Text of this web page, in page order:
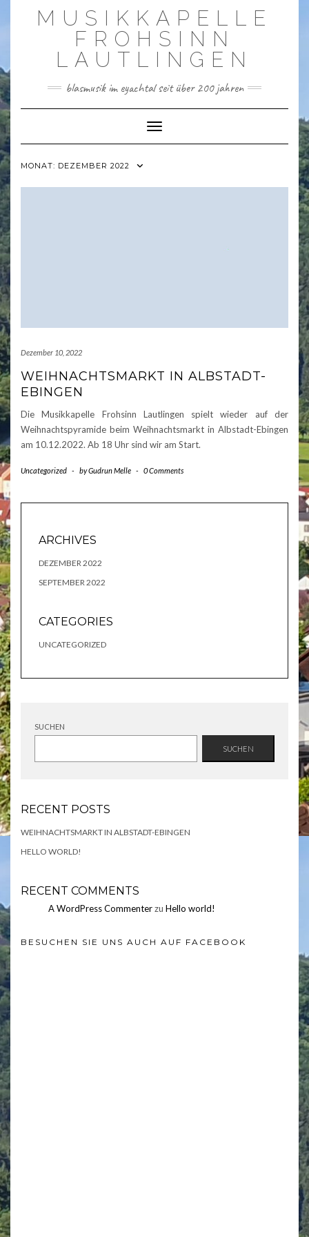
MUSIKKAPELLE
FROHSINN
LAUTLINGEN
blasmusik im eyachtal seit über 200 jahren
Toggle Navigation
MONAT: DEZEMBER 2022
Dezember 10, 2022
WEIHNACHTSMARKT IN ALBSTADT-
EBINGEN
Die Musikkapelle Frohsinn Lautlingen spielt wieder auf der
Weihnachtspyramide beim Weihnachtsmarkt in Albstadt-Ebingen
am 10.12.2022. Ab 18 Uhr sind wir am Start.
Uncategorized - byGudrun Melle - 0 Comments
ARCHIVES
DEZEMBER 2022
SEPTEMBER 2022
CATEGORIES
UNCATEGORIZED
SUCHEN
SUCHEN
RECENT POSTS
WEIHNACHTSMARKT IN ALBSTADT-EBINGEN
HELLO WORLD!
RECENT COMMENTS
A WordPress Commenterzu Hello world!
BESUCHEN SIE UNS AUCH AUF FACEBOOK